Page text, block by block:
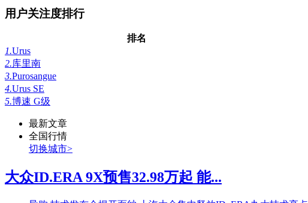
用户关注度排行
排名
1.Urus
2.库里南
3.Purosangue
4.Urus SE
5.博速 G级
最新文章
全国行情
切换城市>
大众ID.ERA 9X预售32.98万起 能...